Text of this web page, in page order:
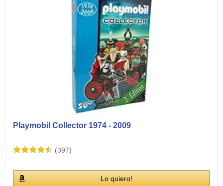
Playmobil Collector 1974 - 2009
(397)
Lo quiero!